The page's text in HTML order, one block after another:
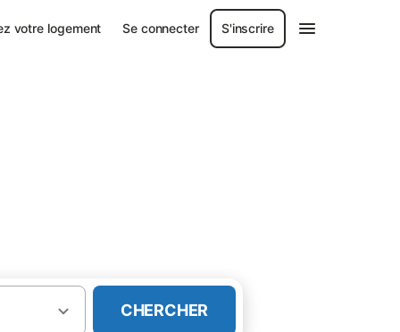
votre logement Se connecter S'inscrire
CHERCHER